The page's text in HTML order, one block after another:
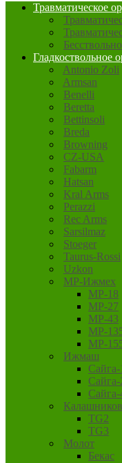
Травматическое
Гладкоствольное
Antonio Zoli
Armsan
Benelli
Beretta
Bettinsoli
Breda
Browning
CZ-USA
Fabarm
Hatsan
Kral Arms
Perazzi
Rec Arms
Sarsilmaz
Stoeger
Taurus-Rossi
Uzkon
MP-Ижмех
MP-18
MP-27
MP-43
MP-
MP-
Ижмаш
Сайга-
Сайга-
Сайга-
Калашников
TG2
TG3
Молот
Бекас